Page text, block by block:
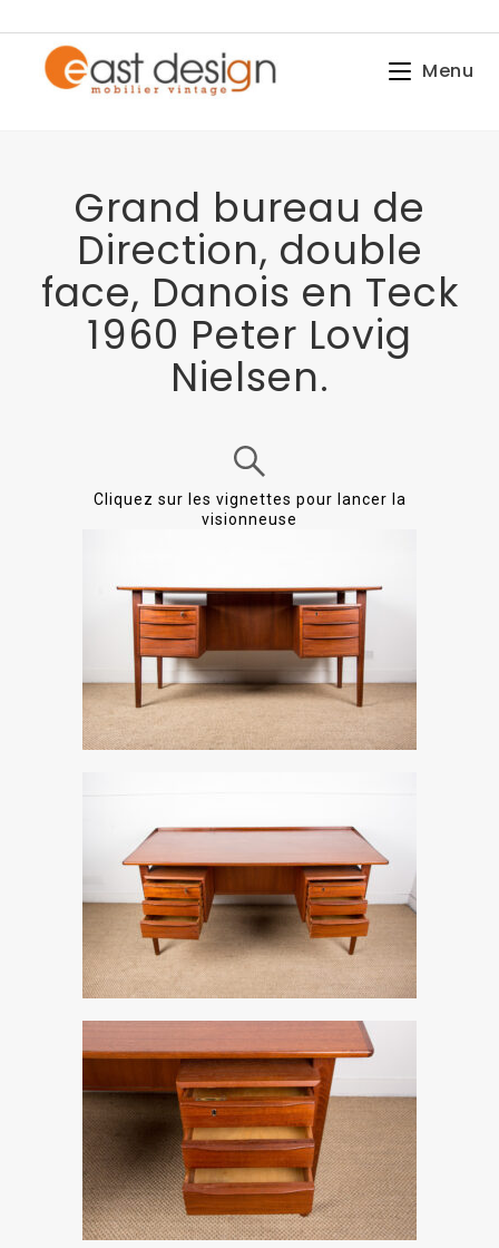
Menu
Grand bureau de
Direction, double
face, Danois en Teck
1960 Peter Lovig
Nielsen.
Cliquez sur les vignettes pour lancer la
visionneuse